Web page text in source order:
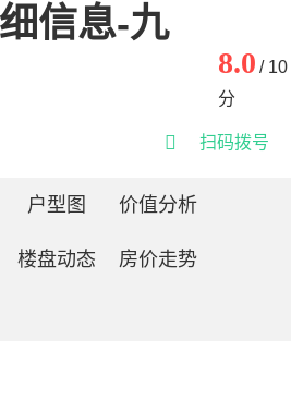
信息-九
8.0 / 10
分
 扫码拨号
户型图 价值分析
楼盘动态 房价走势